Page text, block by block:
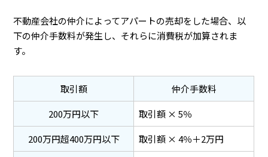
不動産会社の仲介によってアパートの売却をした場合、以
下の仲介手数料が発生し、それらに消費税が加算されま
す。
取引額
仲介手数料
200万円以下
取引額 × 5％
200万円超400万円以下
取引額 × 4％＋2万円